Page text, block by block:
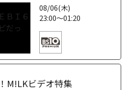
08/06(木)
23:00～01:20
M!LKビデオ特集